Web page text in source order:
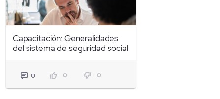
Capacitación: Generalidades
del sistema de seguridad social
0 0 0